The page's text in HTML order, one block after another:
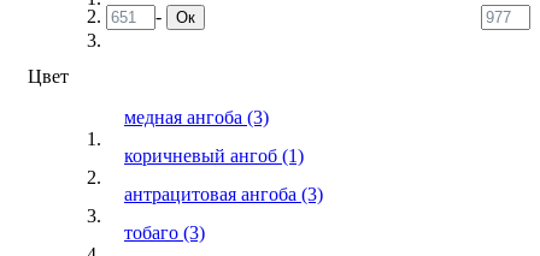
- Ок
Цвет
медная ангоба (3)
коричневый ангоб (1)
антрацитовая ангоба (3)
тобаго (3)